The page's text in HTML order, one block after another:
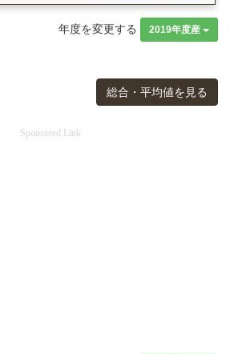
年度を変更する 2019年度産
総合・平均値を見る
Sponsored Link